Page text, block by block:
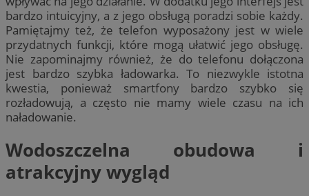
bardzo intuicyjny, a z jego obsługą poradzi sobie każdy.
Pamiętajmy też, że telefon wyposażony jest w wiele
przydatnych funkcji, które mogą ułatwić jego obsługę.
Nie zapominajmy również, że do telefonu dołączona
jest bardzo szybka ładowarka. To niezwykle istotna
kwestia, ponieważ smartfony bardzo szybko się
rozładowują, a często nie mamy wiele czasu na ich
naładowanie.
Wodoszczelna obudowa i
atrakcyjny wygląd